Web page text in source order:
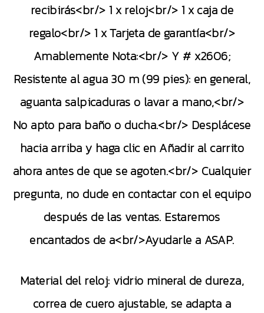
recibirás<br/> 1 x reloj<br/> 1 x caja de
regalo<br/> 1 x Tarjeta de garantía<br/>
Amablemente Nota:<br/> Y # x2606;
Resistente al agua 30 m (99 pies): en general,
aguanta salpicaduras o lavar a mano,<br/>
No apto para baño o ducha.<br/> Desplácese
hacia arriba y haga clic en Añadir al carrito
ahora antes de que se agoten.<br/> Cualquier
pregunta, no dude en contactar con el equipo
después de las ventas. Estaremos
encantados de a<br/>Ayudarle a ASAP.
Material del reloj: vidrio mineral de dureza,
correa de cuero ajustable, se adapta a